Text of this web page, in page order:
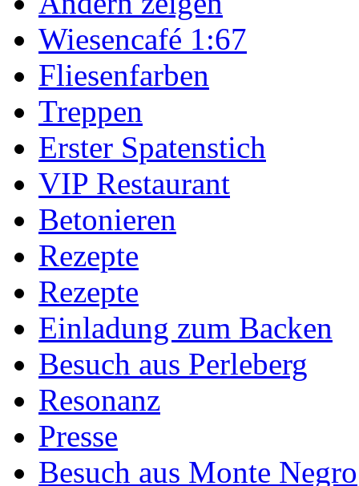
Wiesencafé 1:67
Fliesenfarben
Treppen
Erster Spatenstich
VIP Restaurant
Betonieren
Rezepte
Rezepte
Einladung zum Backen
Besuch aus Perleberg
Resonanz
Presse
Besuch aus Monte Negro